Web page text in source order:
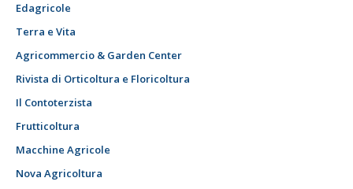
Edagricole
Terra e Vita
Agricommercio & Garden Center
Rivista di Orticoltura e Floricoltura
Il Contoterzista
Frutticoltura
Macchine Agricole
Nova Agricoltura